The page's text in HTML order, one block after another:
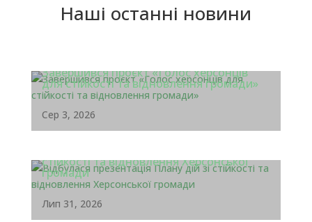
Наші останні новини
Завершився проєкт «Голос херсонців
для стійкості та відновлення громади»
Сер 3, 2026
стійкості та відновлення Херсонської
громади
Лип 31, 2026